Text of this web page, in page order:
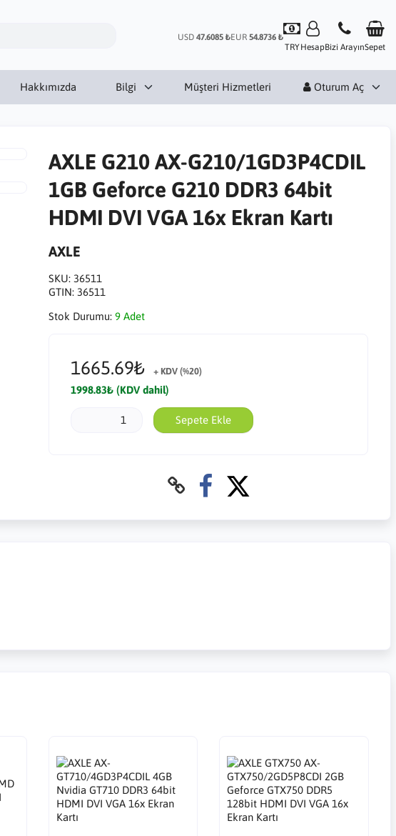
USD 47.6085 ₺EUR 54.8736 ₺
TRYHesapBizi ArayınSepet
Hakkımızda Bilgi Müşteri Hizmetleri Oturum Aç
AXLE G210 AX-G210/1GD3P4CDIL
1GB Geforce G210 DDR3 64bit
HDMI DVI VGA 16x Ekran Kartı
AXLE
SKU: 36511
GTIN: 36511
Stok Durumu: 9 Adet
1665.69₺ + KDV (%20)
1998.83₺ (KDV dahil)
Sepete Ekle